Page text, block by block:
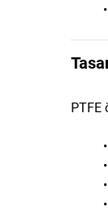
•
PTFE
•
•
•
•